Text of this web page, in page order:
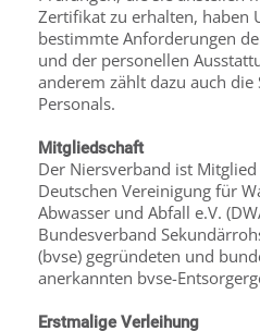
Zertifikat zu erhalten, haben
bestimmte Anforderungen
und der personellen
anderem zählt dazu auch die
Personals.
Mitgliedschaft
Der Niersverband ist
Deutschen Vereinigung für
Abwasser und Abfall e.V.
Bundesverband
(bvse) gegründeten und
anerkannten bvse-
Erstmalige Verleihung